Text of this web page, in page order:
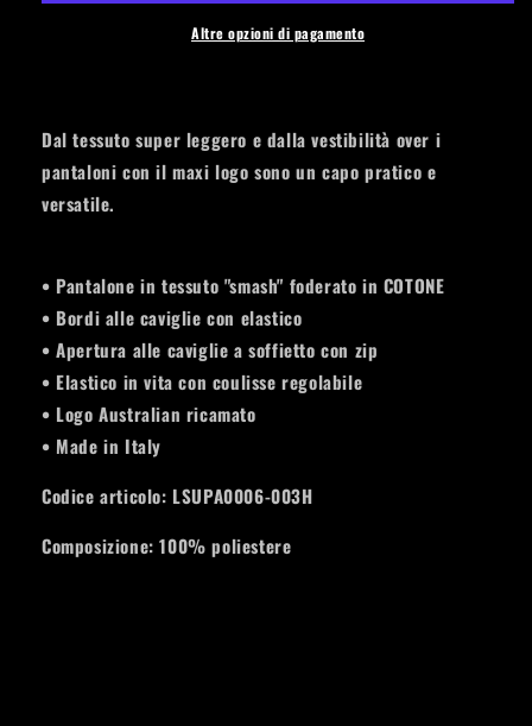
Logo
Logo
Black
Altre opzioni di pagamento
Dal tessuto super leggero e dalla vestibilità over i
pantaloni con il maxi logo sono un capo pratico e
versatile.
• Pantalone in tessuto "smash" foderato in COTONE
• Bordi alle caviglie con elastico
• Apertura alle caviglie a soffietto con zip
• Elastico in vita con coulisse regolabile
• Logo Australian ricamato
• Made in Italy
Codice articolo: LSUPA0006-003H
Composizione: 100% poliestere